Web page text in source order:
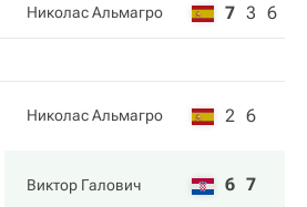
Николас Альмагро 7 3 6
Николас Альмагро 2 6
Виктор Галович 6 7